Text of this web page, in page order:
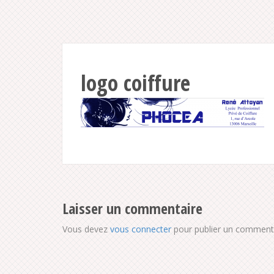
logo coiffure
Laisser un commentaire
Vous devez vous connecterpour publier un